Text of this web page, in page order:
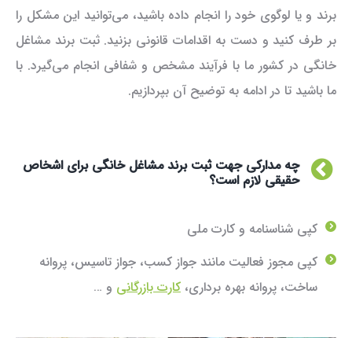
برند و یا لوگوی خود را انجام داده باشید، می‌توانید این مشکل را
بر طرف کنید و دست به اقدامات قانونی بزنید. ثبت برند مشاغل
خانگی در کشور ما با فرآیند مشخص و شفافی انجام می‌گیرد. با
ما باشید تا در ادامه به توضیح آن بپردازیم.
چه مدارکی جهت ثبت برند مشاغل خانگی برای اشخاص
حقیقی لازم است؟
کپی شناسنامه و کارت ملی
کپی مجوز فعالیت مانند جواز کسب، جواز تاسیس، پروانه
ساخت، پروانه بهره ‌برداری، کارت بازرگانی و …